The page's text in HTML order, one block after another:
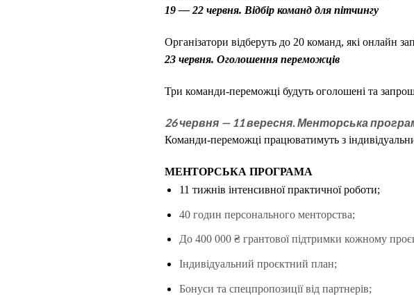
19 — 22 червня. Відбір команд для пітчингу
Організатори відберуть до 20 команд, які онлайн
23 червня. Оголошення переможців
Три команди-переможці будуть оголошені та
26 червня — 11 вересня.Менторська
Команди-переможці працюватимуть з
МЕНТОРСЬКА ПРОГРАМА
11 тижнів інтенсивної практичної роботи;
40 годин персонального менторства;
До 400 000 ₴ грантової підтримки кожному
Індивідуаль­ний проєктний план;
Бонуси та спецпро­по­зиціївід партнерів;